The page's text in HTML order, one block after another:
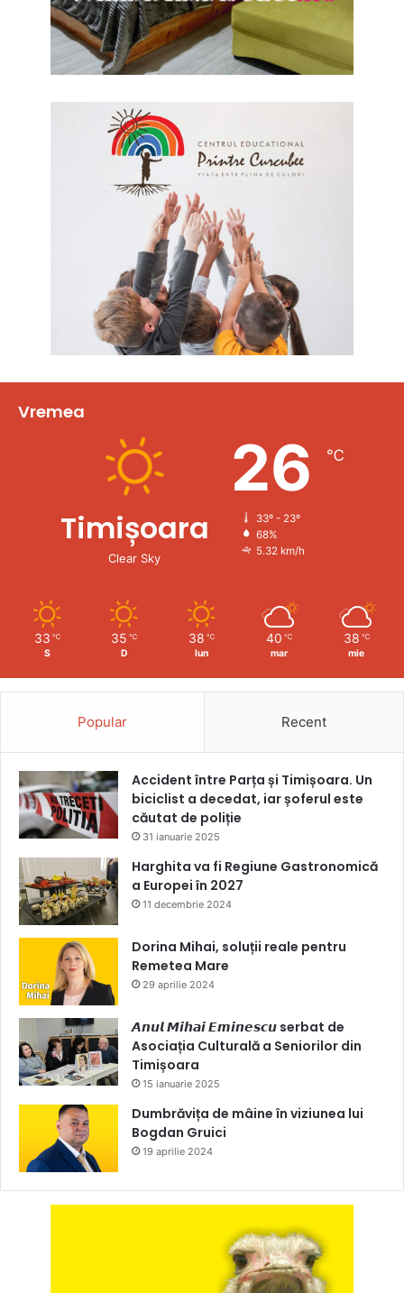
Vremea
Timișoara
Clear Sky
26 ℃
33º - 23º
68%
5.32 km/h
33 ℃
S
35 ℃
D
38 ℃
lun
40 ℃
mar
38 ℃
mie
Popular Recent
Accident între Parța și Timișoara. Un
biciclist a decedat, iar șoferul este
căutat de poliție
31 ianuarie 2025
Harghita va fi Regiune Gastronomică
a Europei în 2027
11 decembrie 2024
Dorina Mihai, soluții reale pentru
Remetea Mare
29 aprilie 2024
𝘼𝙣𝙪𝙡 𝙈𝙞𝙝𝙖𝙞 𝙀𝙢𝙞𝙣𝙚𝙨𝙘𝙪 serbat de
Asociația Culturală a Seniorilor din
Timișoara
15 ianuarie 2025
Dumbrăvița de mâine în viziunea lui
Bogdan Gruici
19 aprilie 2024